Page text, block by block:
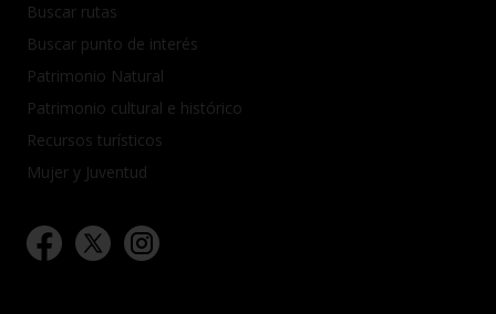
Buscar rutas
Buscar punto de interés
Patrimonio Natural
Patrimonio cultural e histórico
Recursos turísticos
Mujer y Juventud